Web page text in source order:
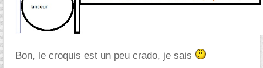
Bon, le croquis est un peu crado, je sais